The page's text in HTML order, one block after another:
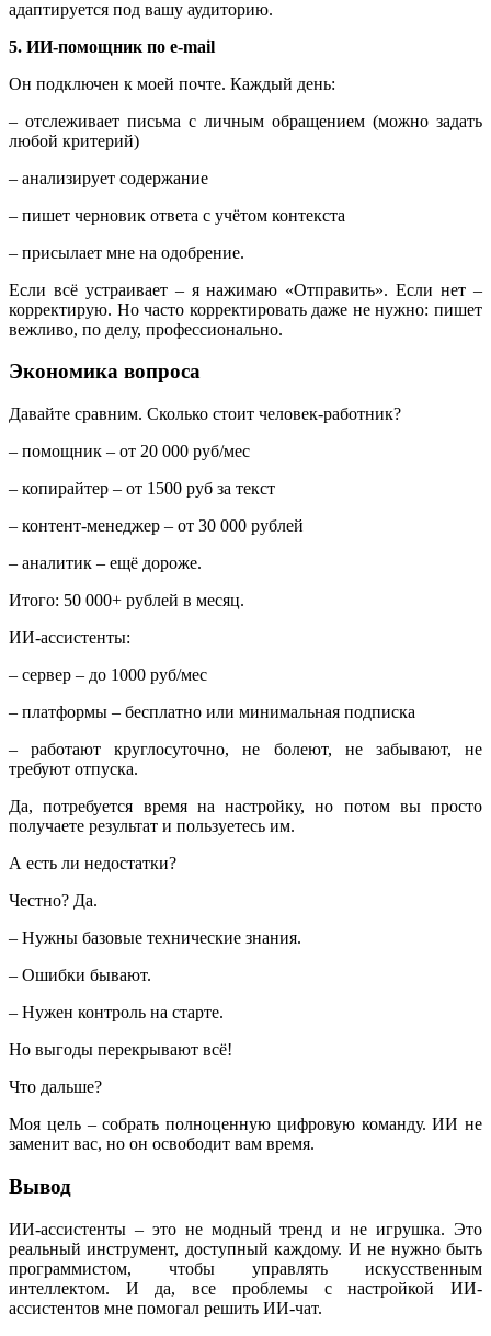
адаптируется под вашу аудиторию.
5. ИИ-помощник по e-mail
Он подключен к моей почте. Каждый день:
– отслеживает письма с личным обращением (можно задать
любой критерий)
– анализирует содержание
– пишет черновик ответа с учётом контекста
– присылает мне на одобрение.
Если всё устраивает – я нажимаю «Отправить». Если нет –
корректирую. Но часто корректировать даже не нужно: пишет
вежливо, по делу, профессионально.
Экономика вопроса
Давайте сравним. Сколько стоит человек-работник?
– помощник – от 20 000 руб/мес
– копирайтер – от 1500 руб за текст
– контент-менеджер – от 30 000 рублей
– аналитик – ещё дороже.
Итого: 50 000+ рублей в месяц.
ИИ-ассистенты:
– сервер – до 1000 руб/мес
– платформы – бесплатно или минимальная подписка
– работают круглосуточно, не болеют, не забывают, не
требуют отпуска.
Да, потребуется время на настройку, но потом вы просто
получаете результат и пользуетесь им.
А есть ли недостатки?
Честно? Да.
– Нужны базовые технические знания.
– Ошибки бывают.
– Нужен контроль на старте.
Но выгоды перекрывают всё!
Что дальше?
Моя цель – собрать полноценную цифровую команду. ИИ не
заменит вас, но он освободит вам время.
Вывод
ИИ-ассистенты – это не модный тренд и не игрушка. Это
реальный инструмент, доступный каждому. И не нужно быть
программистом, чтобы управлять искусственным
интеллектом. И да, все проблемы с настройкой ИИ-
ассистентов мне помогал решить ИИ-чат.